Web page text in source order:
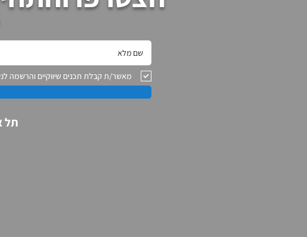
מאשר/ת קבלת תכנים שיווקיים והרשמה
תל